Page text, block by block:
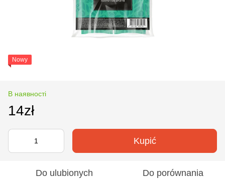
Nowy
В наявності
14zł
Kupić
Do ulubionych Do porównania